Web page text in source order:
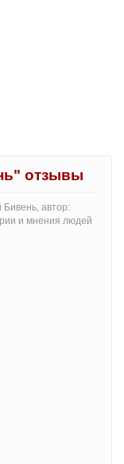
отзывы
автор:
и мнения людей